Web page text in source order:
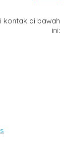
kontak di bawah
ini: